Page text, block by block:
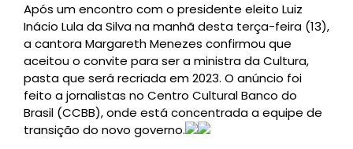
Após um encontro com o presidente eleito Luiz
Inácio Lula da Silva na manhã desta terça-feira (13),
a cantora Margareth Menezes confirmou que
aceitou o convite para ser a ministra da Cultura,
pasta que será recriada em 2023. O anúncio foi
feito a jornalistas no Centro Cultural Banco do
Brasil (CCBB), onde está concentrada a equipe de
transição do novo governo.